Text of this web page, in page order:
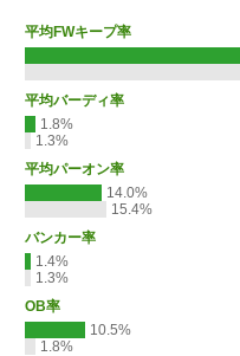
平均FWキープ率
平均バーディ率
1.8%
1.3%
平均パーオン率
14.0%
15.4%
バンカー率
1.4%
1.3%
OB率
10.5%
1.8%